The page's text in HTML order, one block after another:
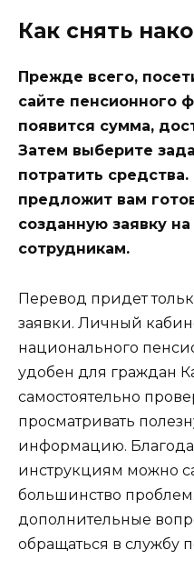
Как снять
Прежде всего,
сайте пенсионного
появится сумма,
Затем выберите
потратить
предложит вам
созданную заявку
сотрудникам.
Перевод придет
заявки. Личный
национального
удобен для граждан
самостоятельно
просматривать
информацию.
инструкциям можно
большинство
дополнительные
обращаться в службу